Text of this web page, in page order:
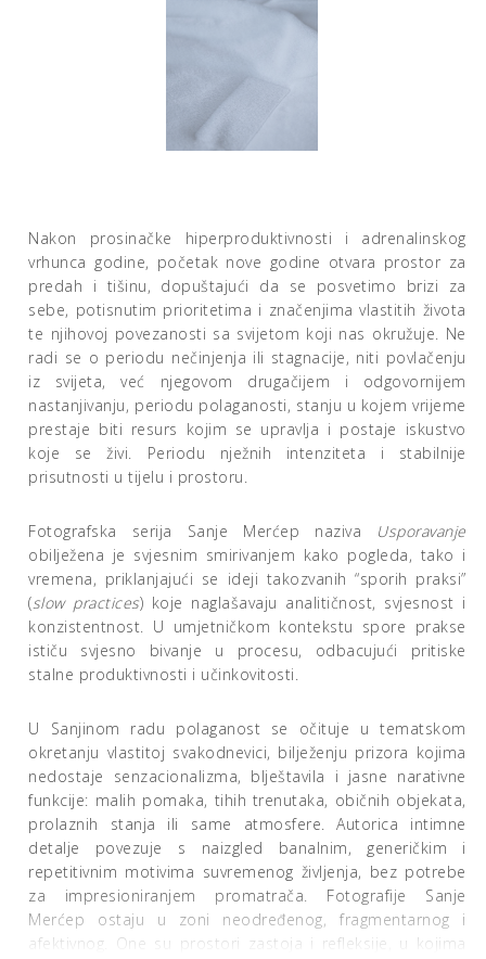
Nakon prosinačke hiperproduktivnosti i adrenalinskog
vrhunca godine, početak nove godine otvara prostor za
predah i tišinu, dopuštajući da se posvetimo brizi za
sebe, potisnutim prioritetima i značenjima vlastitih života
te njihovoj povezanosti sa svijetom koji nas okružuje. Ne
radi se o periodu nečinjenja ili stagnacije, niti povlačenju
iz svijeta, već njegovom drugačijem i odgovornijem
nastanjivanju, periodu polaganosti, stanju u kojem vrijeme
prestaje biti resurs kojim se upravlja i postaje iskustvo
koje se živi. Periodu nježnih intenziteta i stabilnije
prisutnosti u tijelu i prostoru.
Fotografska serija Sanje Merćep naziva Usporavanje
obilježena je svjesnim smirivanjem kako pogleda, tako i
vremena, priklanjajući se ideji takozvanih “sporih praksi”
(slow practices) koje naglašavaju analitičnost, svjesnost i
konzistentnost. U umjetničkom kontekstu spore prakse
ističu svjesno bivanje u procesu, odbacujući pritiske
stalne produktivnosti i učinkovitosti.
U Sanjinom radu polaganost se očituje u tematskom
okretanju vlastitoj svakodnevici, bilježenju prizora kojima
nedostaje senzacionalizma, blještavila i jasne narativne
funkcije: malih pomaka, tihih trenutaka, običnih objekata,
prolaznih stanja ili same atmosfere. Autorica intimne
detalje povezuje s naizgled banalnim, generičkim i
repetitivnim motivima suvremenog življenja, bez potrebe
za impresioniranjem promatrača. Fotografije Sanje
Merćep ostaju u zoni neodređenog, fragmentarnog i
afektivnog. One su prostori zastoja i refleksije, u kojima